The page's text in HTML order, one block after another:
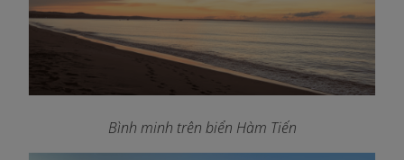
Bình minh trên biển Hàm Tiến